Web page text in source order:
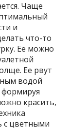
Чаще
и
что-то
Ее можно
Ее рвут
водой
красить,
с цветными